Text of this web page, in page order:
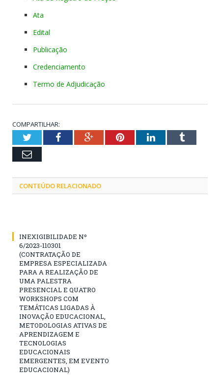
Ata
Edital
Publicação
Credenciamento
Termo de Adjudicação
COMPARTILHAR:
TwitterFacebookGoogle+PinterestLinkedInTumblr
Email
CONTEÚDO RELACIONADO
INEXIGIBILIDADE Nº
6/2023-110301
(CONTRATAÇÃO DE
EMPRESA ESPECIALIZADA
PARA A REALIZAÇÃO DE
UMA PALESTRA
PRESENCIAL E QUATRO
WORKSHOPS COM
TEMÁTICAS LIGADAS À
INOVAÇÃO EDUCACIONAL,
METODOLOGIAS ATIVAS DE
APRENDIZAGEM E
TECNOLOGIAS
EDUCACIONAIS
EMERGENTES, EM EVENTO
EDUCACIONAL)